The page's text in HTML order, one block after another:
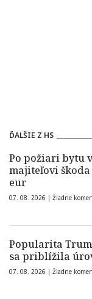
ĎALŠIE Z HS
Po požiari bytu
majiteľovi škoda
eur
07. 08. 2026 | Žiadne
Popularita
sa priblížila
07. 08. 2026 | Žiadne